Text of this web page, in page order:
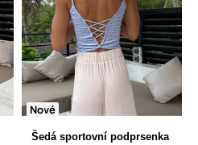
Nové
Šedá sportovní podprsenka